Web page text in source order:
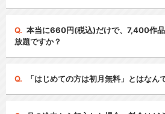
本当に660円(税込)だけで、7,400作
放題ですか？
「はじめての方は初月無料」とはなん